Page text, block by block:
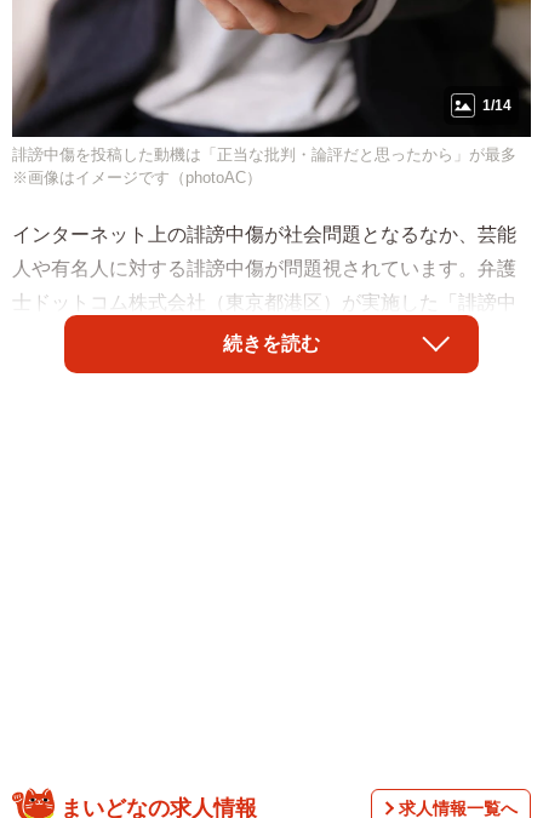
1/14
誹謗中傷を投稿した動機は「正当な批判・論評だと思ったから」が最多
※画像はイメージです（photoAC）
インターネット上の誹謗中傷が社会問題となるなか、芸能
人や有名人に対する誹謗中傷が問題視されています。弁護
士ドットコム株式会社（東京都港区）が実施した「誹謗中
傷」に関する実態調査（2023年版）によると、3.5％の人が
「芸能人や有名人への誹謗中傷コメントをした経験があ
続きを読む
まいどなの求人情報 求人情報一覧へ